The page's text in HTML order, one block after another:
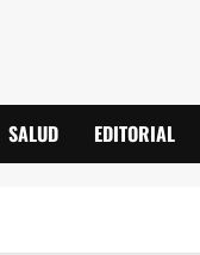
SALUD EDITORIAL